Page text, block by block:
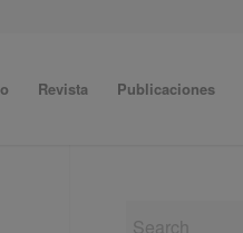
Revista Publicaciones